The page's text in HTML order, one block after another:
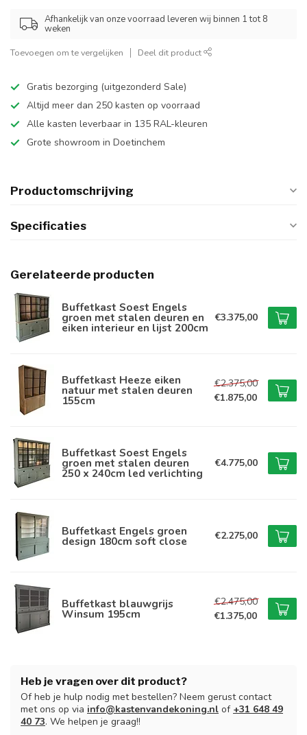
Afhankelijk van onze voorraad leveren wij binnen 1 tot 8
weken
Toevoegen om te vergelijken Deel dit product
Gratis bezorging (uitgezonderd Sale)
Altijd meer dan 250 kasten op voorraad
Alle kasten leverbaar in 135 RAL-kleuren
Grote showroom in Doetinchem
Productomschrijving
Specificaties
Gerelateerde producten
Buffetkast Soest Engels
groen met stalen deuren en
eiken interieur en lijst 200cm
€3.375,00
Buffetkast Heeze eiken
natuur met stalen deuren
155cm
€2.375,00
€1.875,00
Buffetkast Soest Engels
groen met stalen deuren
250 x 240cm led verlichting
€4.775,00
Buffetkast Engels groen
design 180cm soft close €2.275,00
Buffetkast blauwgrijs
Winsum 195cm
€2.475,00
€1.375,00
Heb je vragen over dit product?
Of heb je hulp nodig met bestellen? Neem gerust contact
met ons op via info@kastenvandekoning.nl of +31 648 49
40 73. We helpen je graag!!